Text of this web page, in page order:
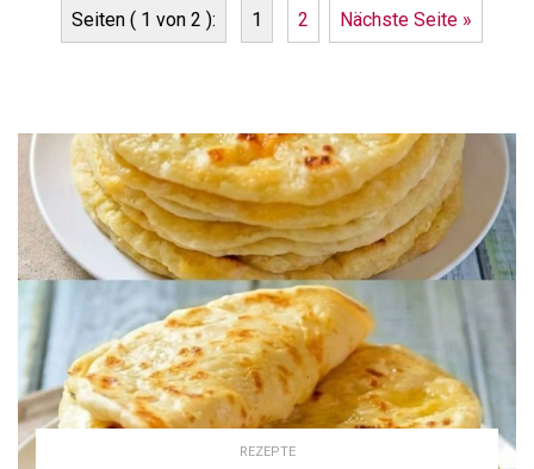
Seiten ( 1 von 2 ): 1 2 Nächste Seite »
REZEPTE